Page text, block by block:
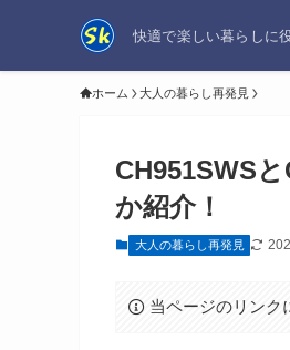
快適で楽しい暮らしに
ホーム 大人の暮らし再発見
CH951SWS
か紹介！
大人の暮らし再発見
当ページのリンク